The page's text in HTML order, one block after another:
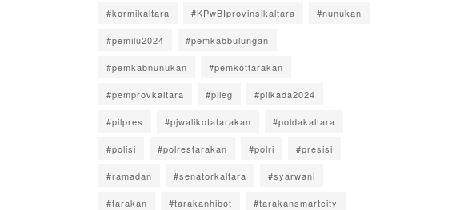
#kormikaltara #KPwBIprovinsikaltara #nunukan
#pemilu2024 #pemkabbulungan
#pemkabnunukan #pemkottarakan
#pemprovkaltara #pileg #pilkada2024
#pilpres #pjwalikotatarakan #poldakaltara
#polisi #polrestarakan #polri #presisi
#ramadan #senatorkaltara #syarwani
#tarakan #tarakanhibot #tarakansmartcity